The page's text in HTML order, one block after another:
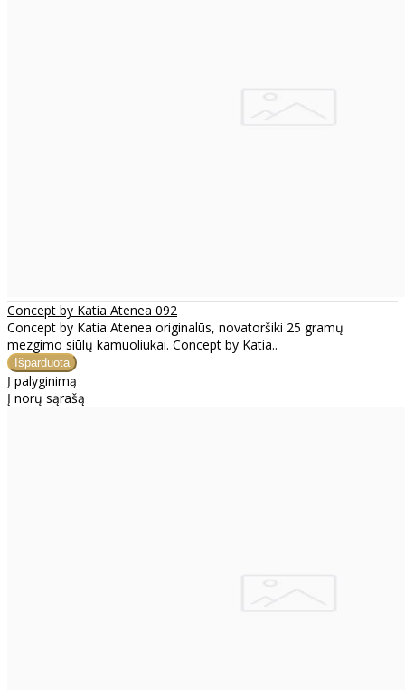
Concept by Katia Atenea 092
Concept by Katia Atenea originalūs, novatoršiki 25 gramų
mezgimo siūlų kamuoliukai. Concept by Katia..
Į palyginimą
Į norų sąrašą